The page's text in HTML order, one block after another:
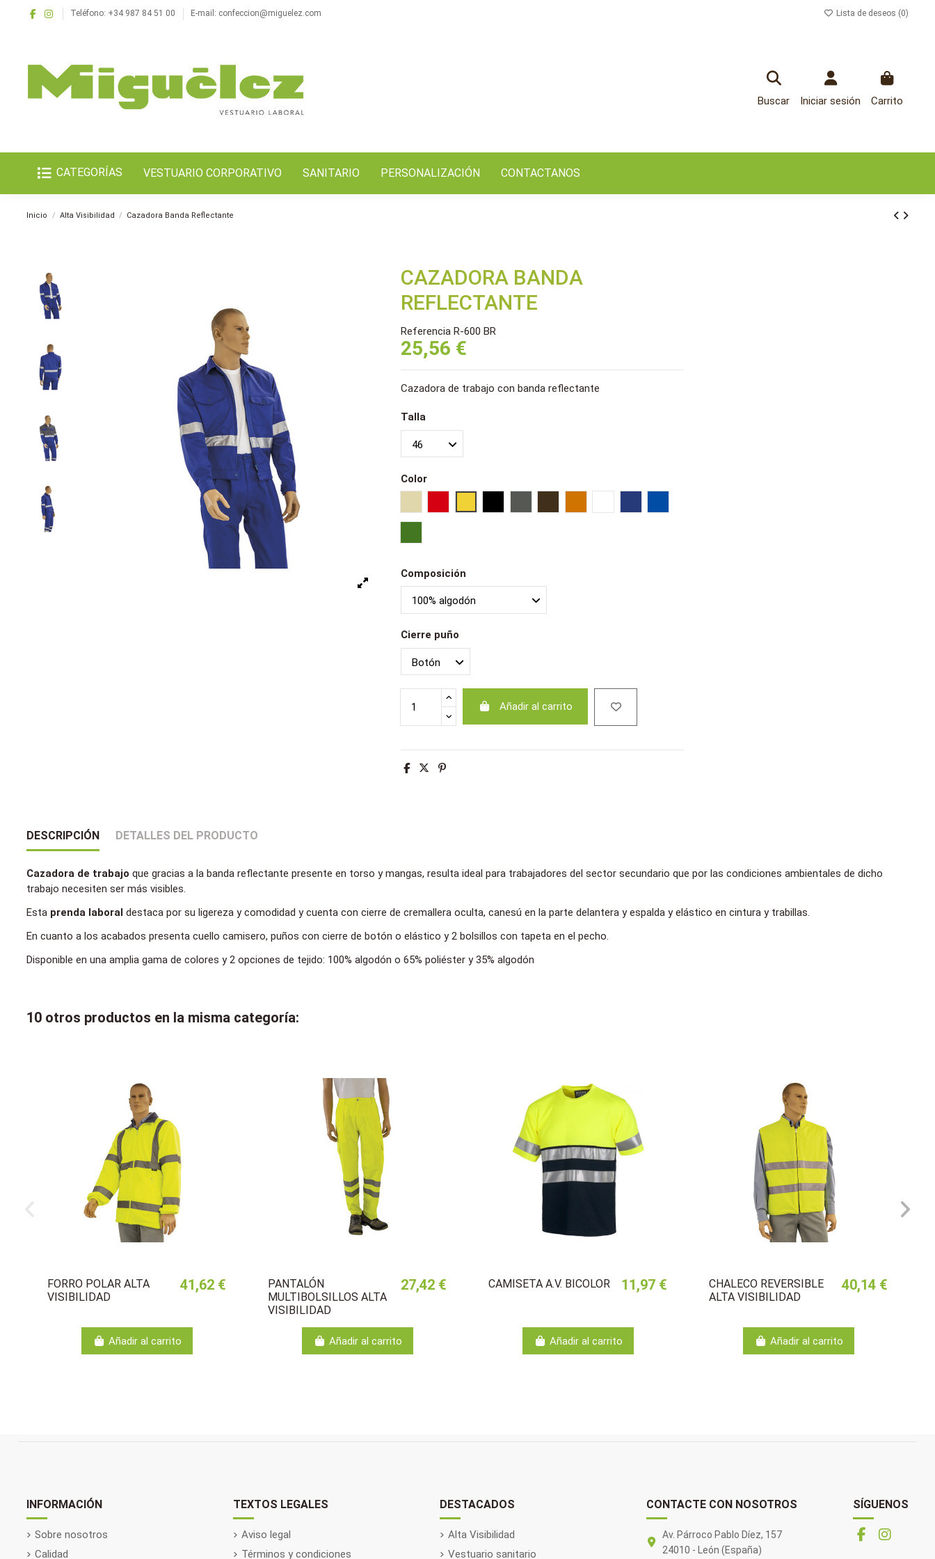
Teléfono: +34 987 84 51 00 E-mail: confeccion@miguelez.com Lista de deseos (0)
Buscar Iniciar sesión Carrito
CATEGORÍAS VESTUARIO CORPORATIVO SANITARIO PERSONALIZACIÓN CONTACTANOS
Inicio Alta Visibilidad Cazadora Banda Reflectante
CAZADORA BANDA
REFLECTANTE
Referencia R-600 BR
25,56 €
Cazadora de trabajo con banda reflectante
Talla
Color
Composición
Cierre puño
Añadir al carrito
DESCRIPCIÓN DETALLES DEL PRODUCTO
Cazadora de trabajo que gracias a la banda reflectante presente en torso y mangas, resulta ideal para trabajadores del sector secundario que por las condiciones ambientales de dicho
trabajo necesiten ser más visibles.
Esta prenda laboral destaca por su ligereza y comodidad y cuenta con cierre de cremallera oculta, canesú en la parte delantera y espalda y elástico en cintura y trabillas.
En cuanto a los acabados presenta cuello camisero, puños con cierre de botón o elástico y 2 bolsillos con tapeta en el pecho.
Disponible en una amplia gama de colores y 2 opciones de tejido: 100% algodón o 65% poliéster y 35% algodón
10 otros productos en la misma categoría:
FORRO POLAR ALTA
VISIBILIDAD
41,62 €
Añadir al carrito
PANTALÓN
MULTIBOLSILLOS ALTA
VISIBILIDAD
27,42 €
Añadir al carrito
CAMISETA A.V. BICOLOR 11,97 €
Añadir al carrito
CHALECO REVERSIBLE
ALTA VISIBILIDAD
40,14 €
Añadir al carrito
INFORMACIÓN
Sobre nosotros
Calidad
TEXTOS LEGALES
Aviso legal
Términos y condiciones
DESTACADOS
Alta Visibilidad
Vestuario sanitario
CONTACTE CON NOSOTROS
Av. Párroco Pablo Díez, 157
24010 - León (España)
SÍGUENOS